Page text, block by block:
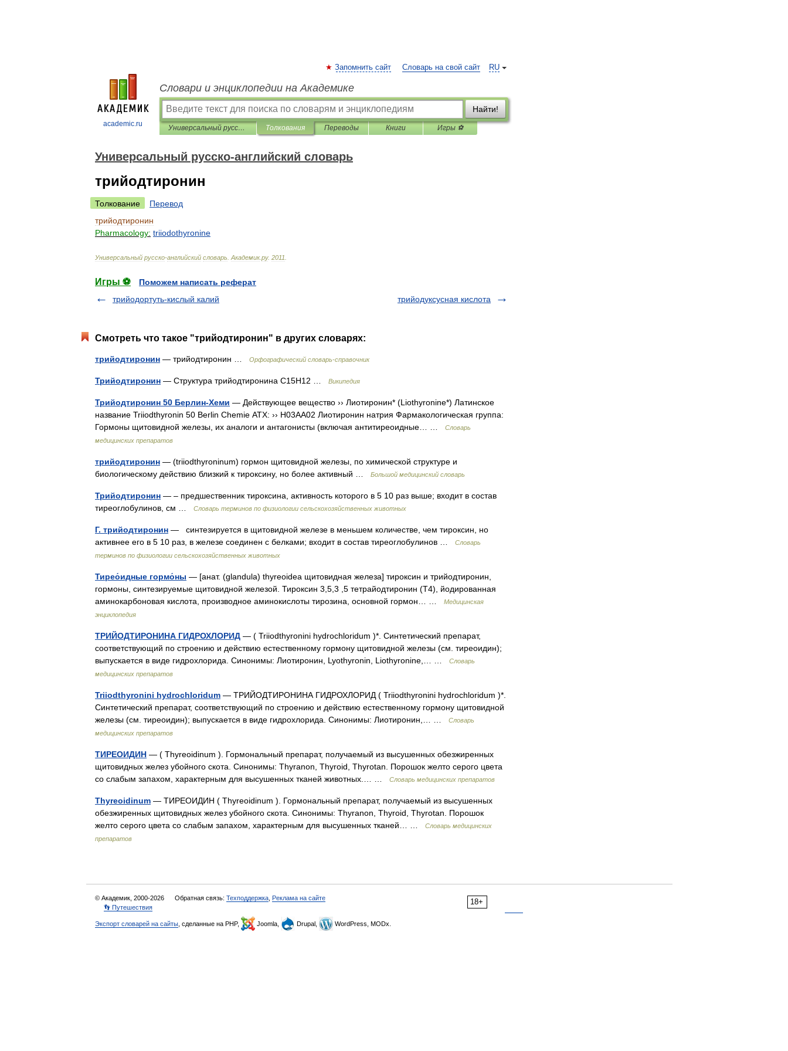
academic.ru
RU
Запомнить сайт Словарь на свой сайт
Словари и энциклопедии на Академике
Найти!
Универсальный русско-английский словарь Толкования Переводы Книги Игры ⚽
Универсальный русско-английский словарь
трийодтиронин
Толкование
Перевод
трийодтиронин
Pharmacology: triiodothyronine
Универсальный русско-английский словарь Академик.ру. 2011
Игры ⚽
Поможем написать реферат
трийодортуть-кислый калий
трийодуксусная кислота
Смотреть что такое "трийодтиронин" в других словарях:
трийодтиронин — трийодтиронин … Орфографический словарь-справочник
Трийодтиронин — Структура трийодтиронина C15H12 … Википедия
Трийодтиронин 50 Берлин-Хеми — Действующее вещество ›› Лиотиронин* (Liothyronine*) Латинское
название Triiodthyronin 50 Berlin Chemie АТХ: ›› H03AA02 Лиотиронин натрия Фармакологическая группа:
Гормоны щитовидной железы, их аналоги и антагонисты (включая антитиреоидные… …
Словарь
медицинских препаратов
трийодтиронин — (triiodthyroninum) гормон щитовидной железы, по химической структуре и
биологическому действию близкий к тироксину, но более активный …
Большой медицинский словарь
Трийодтиронин — – предшественник тироксина, активность которого в 5 10 раз выше; входит в состав
тиреоглобулинов, см …
Словарь терминов по физиологии сельскохозяйственных животных
Г. трийодтиронин — синтезируется в щитовидной железе в меньшем количестве, чем тироксин, но
активнее его в 5 10 раз, в железе соединен с белками; входит в состав тиреоглобулинов …
Словарь
терминов по физиологии сельскохозяйственных животных
Тирео́идные гормо́ны — [анат. (glandula) thyreoidea щитовидная железа] тироксин и трийодтиронин,
гормоны, синтезируемые щитовидной железой. Тироксин 3,5,3 ,5 тетрайодтиронин (Т4), йодированная
аминокарбоновая кислота, производное аминокислоты тирозина, основной гормон… …
Медицинская
энциклопедия
ТРИЙОДТИРОНИНА ГИДРОХЛОРИД — ( Triiodthyronini hydrochloridum )*. Синтетический препарат,
соответствующий по строению и действию естественному гормону щитовидной железы (см. тиреоидин);
выпускается в виде гидрохлорида. Синонимы: Лиотиронин, Lyothyronin, Liothyronine,… …
Словарь
медицинских препаратов
Triiodthyronini hydrochloridum — ТРИЙОДТИРОНИНА ГИДРОХЛОРИД ( Triiodthyronini hydrochloridum )*.
Синтетический препарат, соответствующий по строению и действию естественному гормону щитовидной
железы (см. тиреоидин); выпускается в виде гидрохлорида. Синонимы: Лиотиронин,… …
Словарь
медицинских препаратов
ТИРЕОИДИН — ( Thyreoidinum ). Гормональный препарат, получаемый из высушенных обезжиренных
щитовидных желез убойного скота. Синонимы: Thyranon, Thyroid, Thyrotan. Порошок желто серого цвета
со слабым запахом, характерным для высушенных тканей животных.… …
Словарь медицинских препаратов
Thyreoidinum — ТИРЕОИДИН ( Thyreoidinum ). Гормональный препарат, получаемый из высушенных
обезжиренных щитовидных желез убойного скота. Синонимы: Thyranon, Thyroid, Thyrotan. Порошок
желто серого цвета со слабым запахом, характерным для высушенных тканей… …
Словарь медицинских
препаратов
18+
© Академик, 2000-2026 Обратная связь: Техподдержка Реклама на сайте
👣 Путешествия
Экспорт словарей на сайты , сделанные на PHP, Joomla, Drupal, WordPress, MODx.